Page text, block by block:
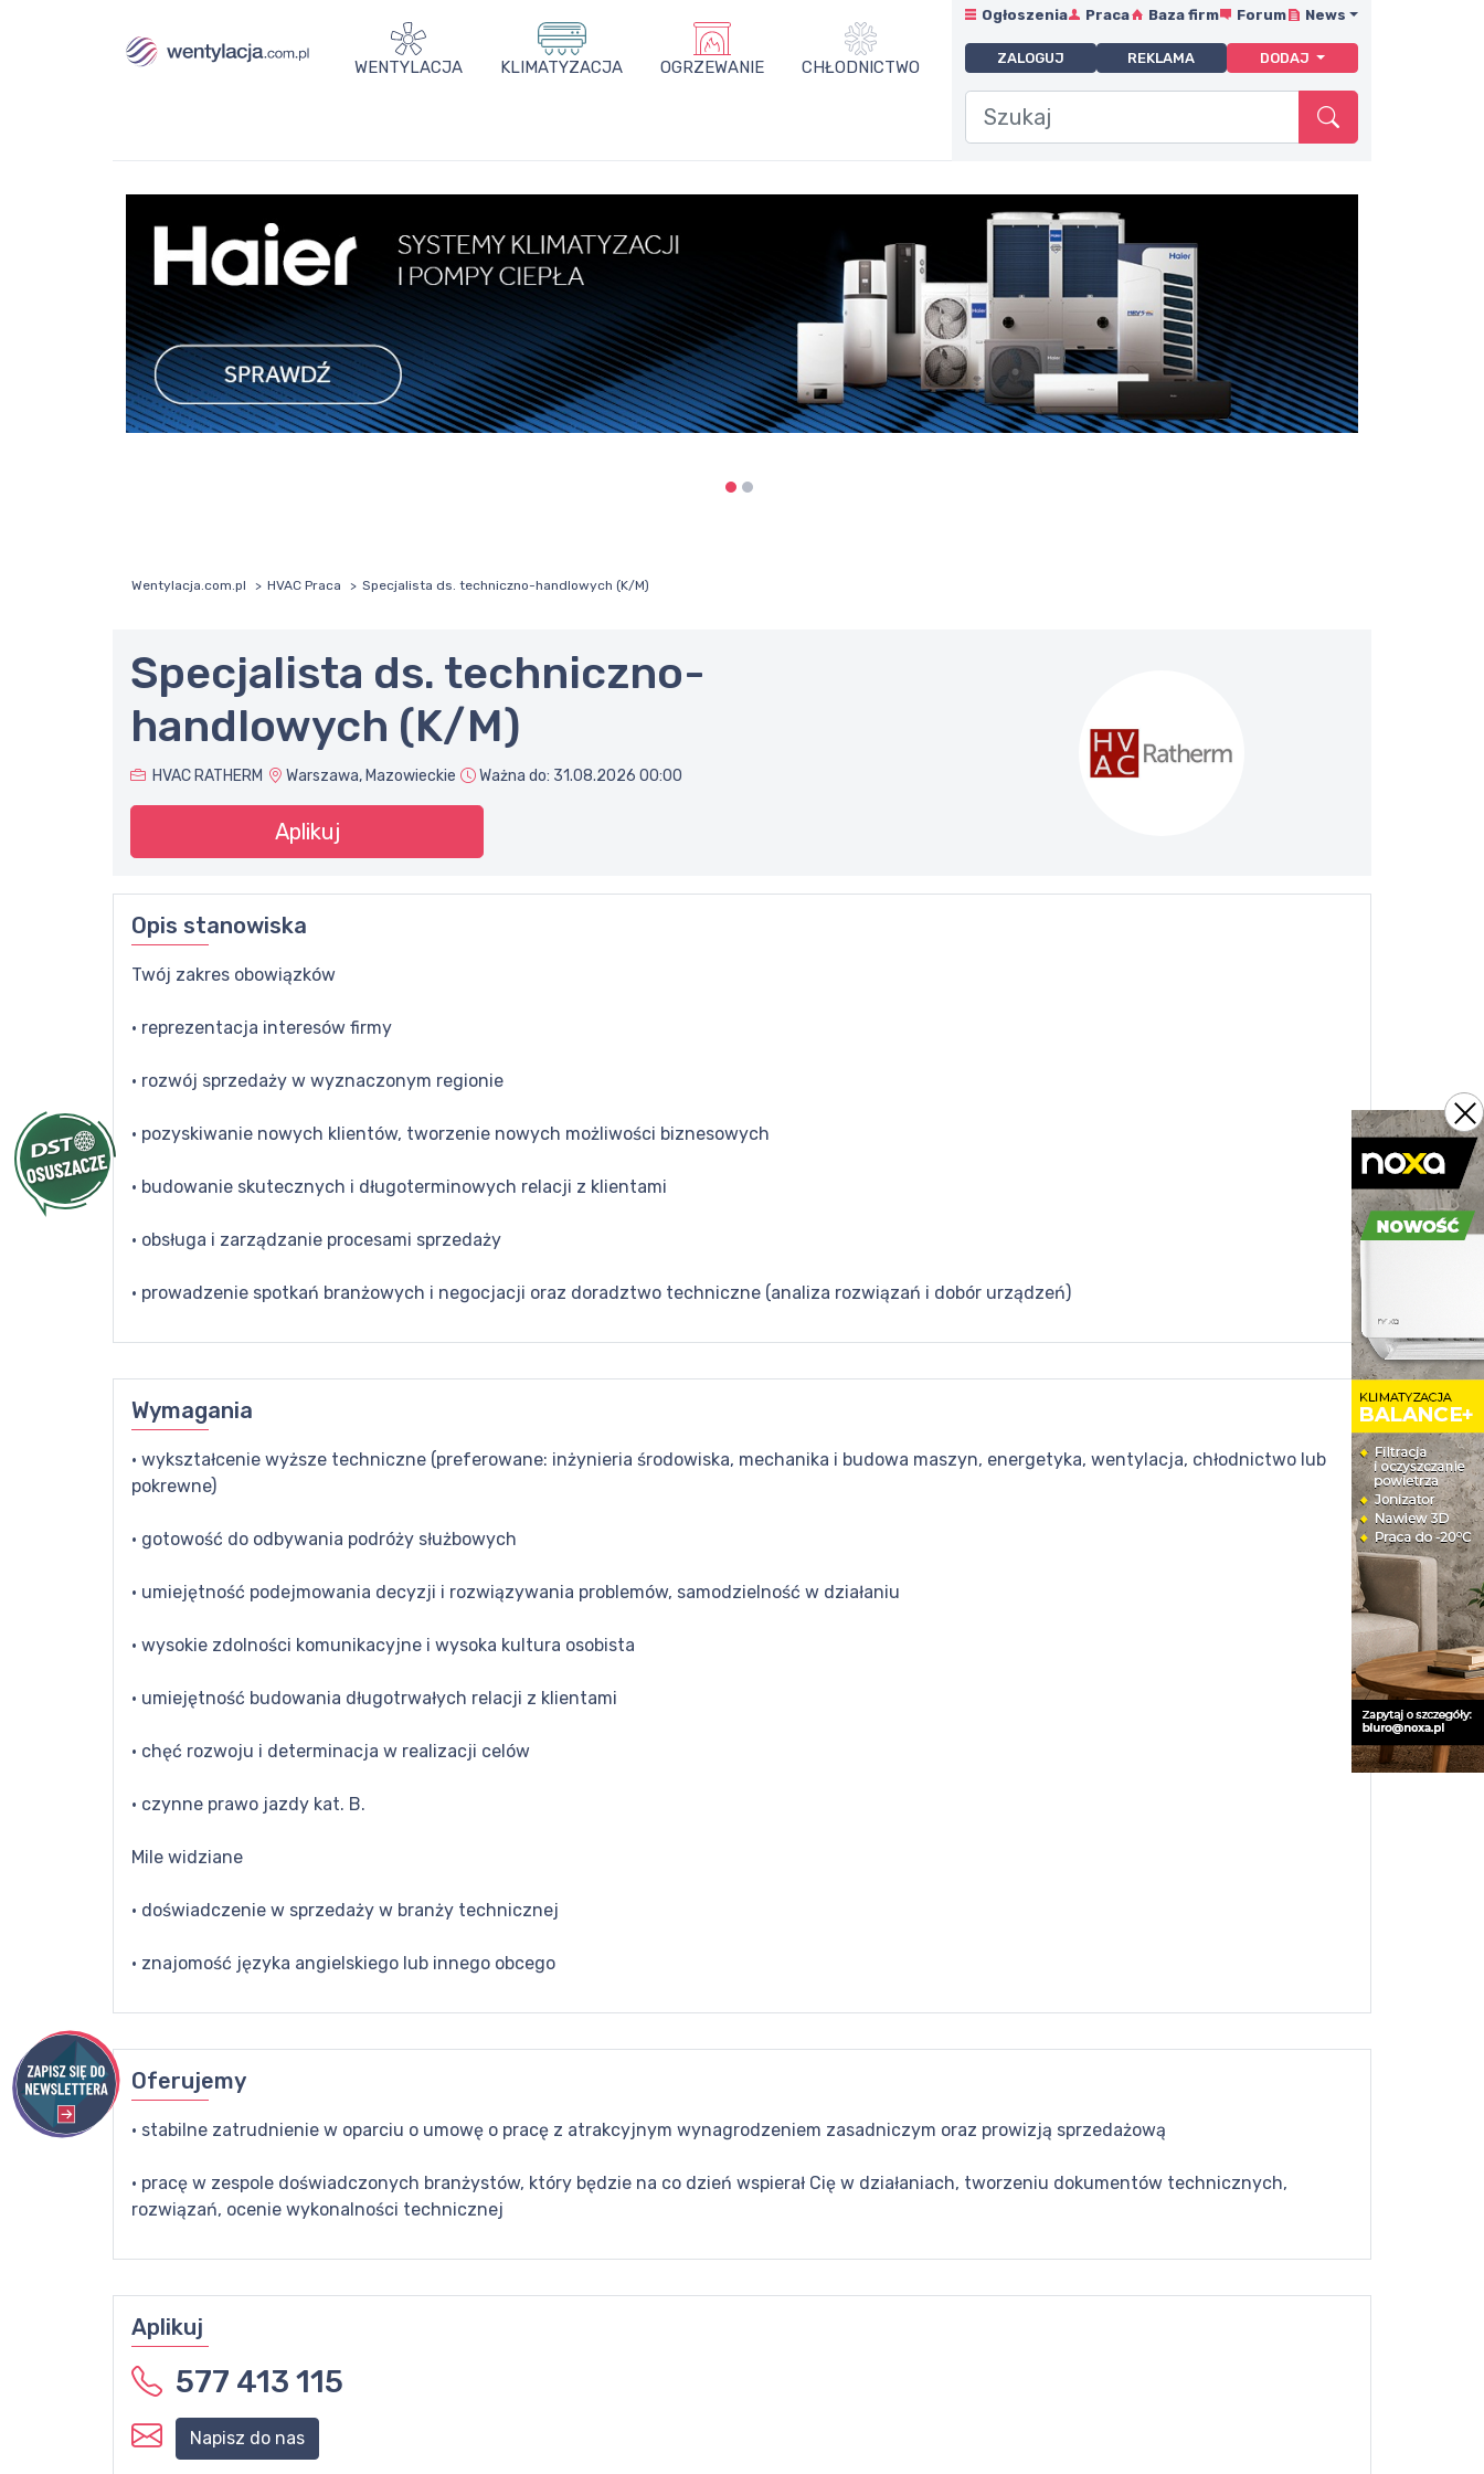
WENTYLACJA KLIMATYZACJA OGRZEWANIE CHŁODNICTWO
Ogłoszenia Praca Baza firm Forum News
ZALOGUJ REKLAMA DODAJ
Wentylacja.com.pl HVAC Praca Specjalista ds. techniczno-handlowych (K/M)
Specjalista ds. techniczno-
handlowych (K/M)
HVAC RATHERM Warszawa, Mazowieckie Ważna do: 31.08.2026 00:00
Aplikuj
Opis stanowiska
Twój zakres obowiązków
· reprezentacja interesów firmy
· rozwój sprzedaży w wyznaczonym regionie
· pozyskiwanie nowych klientów, tworzenie nowych możliwości biznesowych
· budowanie skutecznych i długoterminowych relacji z klientami
· obsługa i zarządzanie procesami sprzedaży
· prowadzenie spotkań branżowych i negocjacji oraz doradztwo techniczne (analiza rozwiązań i dobór urządzeń)
Wymagania
· wykształcenie wyższe techniczne (preferowane: inżynieria środowiska, mechanika i budowa maszyn, energetyka, wentylacja, chłodnictwo lub
pokrewne)
· gotowość do odbywania podróży służbowych
· umiejętność podejmowania decyzji i rozwiązywania problemów, samodzielność w działaniu
· wysokie zdolności komunikacyjne i wysoka kultura osobista
· umiejętność budowania długotrwałych relacji z klientami
· chęć rozwoju i determinacja w realizacji celów
· czynne prawo jazdy kat. B.
Mile widziane
· doświadczenie w sprzedaży w branży technicznej
· znajomość języka angielskiego lub innego obcego
Oferujemy
· stabilne zatrudnienie w oparciu o umowę o pracę z atrakcyjnym wynagrodzeniem zasadniczym oraz prowizją sprzedażową
· pracę w zespole doświadczonych branżystów, który będzie na co dzień wspierał Cię w działaniach, tworzeniu dokumentów technicznych,
rozwiązań, ocenie wykonalności technicznej
Aplikuj
577 413 115
Napisz do nas